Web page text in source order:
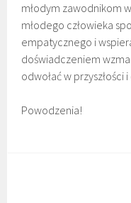
młodym zawodnikom
młodego człowieka
empatycznego i
doświadczeniem
odwołać w przyszłości
Powodzenia!